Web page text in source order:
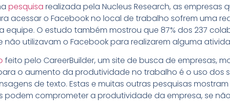
pesquisa realizada pela Nucleus Research, as
acessar o Facebook no local de trabalho sofrem uma
equipe. O estudo também mostrou que 87% dos 237
não utilizavam o Facebook para realizarem alguma
feito pelo CareerBuilder, um site de busca de empresas,
o aumento da produtividade no trabalho é o uso dos
de texto. Estas e muitas outras pesquisas
podem comprometer a produtividade da empresa, se